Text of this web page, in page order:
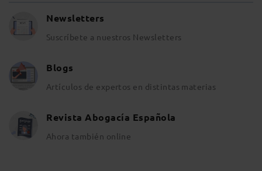
Newsletters
Suscríbete a nuestros Newsletters
Blogs
Artículos de expertos en distintas materias
Revista Abogacía Española
Ahora también online